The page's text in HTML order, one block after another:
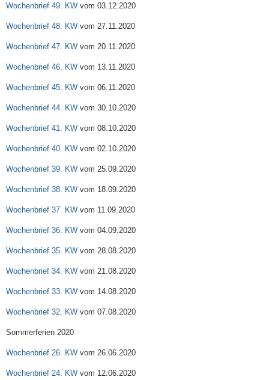
Wochenbrief 49. KW vom 03.12.2020
Wochenbrief 48. KW vom 27.11.2020
Wochenbrief 47. KW vom 20.11.2020
Wochenbrief 46. KW vom 13.11.2020
Wochenbrief 45. KW vom 06.11.2020
Wochenbrief 44. KW vom 30.10.2020
Wochenbrief 41. KW vom 08.10.2020
Wochenbrief 40. KW vom 02.10.2020
Wochenbrief 39. KW vom 25.09.2020
Wochenbrief 38. KW vom 18.09.2020
Wochenbrief 37. KW vom 11.09.2020
Wochenbrief 36. KW vom 04.09.2020
Wochenbrief 35. KW vom 28.08.2020
Wochenbrief 34. KW vom 21.08.2020
Wochenbrief 33. KW vom 14.08.2020
Wochenbrief 32. KW vom 07.08.2020
Sommerferien 2020
Wochenbrief 26. KW vom 26.06.2020
Wochenbrief 24. KW vom 12.06.2020